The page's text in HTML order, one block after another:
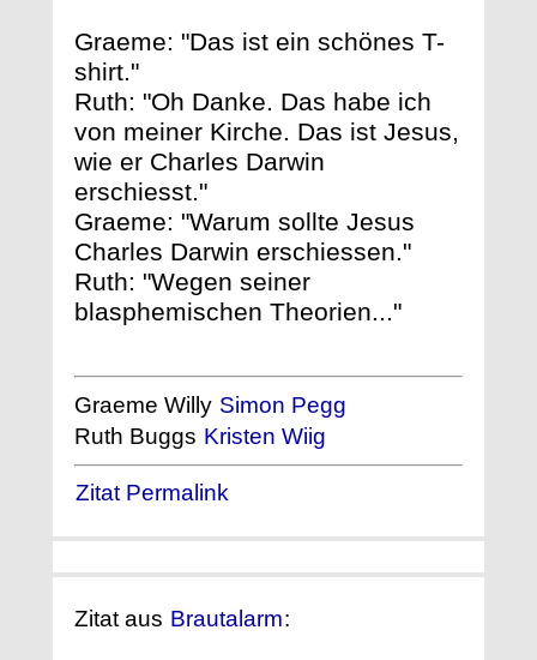
Graeme: "Das ist ein schönes T-
shirt."
Ruth: "Oh Danke. Das habe ich
von meiner Kirche. Das ist Jesus,
wie er Charles Darwin
erschiesst."
Graeme: "Warum sollte Jesus
Charles Darwin erschiessen."
Ruth: "Wegen seiner
blasphemischen Theorien..."
Graeme Willy Simon Pegg
Ruth Buggs Kristen Wiig
Zitat Permalink
Zitat aus Brautalarm: